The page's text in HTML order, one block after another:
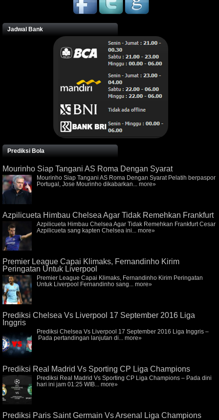
Jadwal Bank
Prediksi Bola
Mourinho Siap Tangani AS Roma Dengan Syarat
Mourinho Siap Tangani AS Roma Dengan Syarat Pelatih berpaspor
Portugal, Jose Mourinho dikabarkan... more»
Azpilicueta Himbau Chelsea Agar Tidak Remehkan Frankfurt
Azpilicueta Himbau Chelsea Agar Tidak Remehkan Frankfurt Cesar
Azpilicueta sang kapten Chelsea ini... more»
Premier League Capai Klimaks, Fernandinho Kirim
Peringatan Untuk Liverpool
Premier League Capai Klimaks, Fernandinho Kirim Peringatan
Untuk Liverpool Fernandinho sang... more»
Prediksi Chelsea Vs Liverpool 17 September 2016 Liga
Inggris
Prediksi Chelsea Vs Liverpool 17 September 2016 Liga Inggris –
Pada pertandingan lanjutan di... more»
Prediksi Real Madrid Vs Sporting CP Liga Champions
Prediksi Real Madrid Vs Sporting CP Liga Champions – Pada dini
hari ini jam 01:25 WIB... more»
Prediksi Paris Saint Germain Vs Arsenal Liga Champions